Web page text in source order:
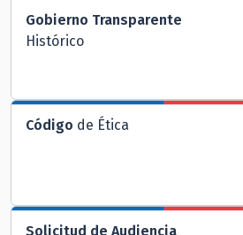
Gobierno Transparente
Histórico
Código de Ética
Solicitud de Audiencia